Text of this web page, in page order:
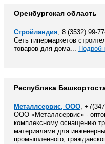
Оренбургская область
Стройландия, 8 (3532) 99-
Сеть гипермаркетов
товаров для дома...
Республика
Металлсервис, ООО,
ООО «Металлсервис» -
комплексному оснащению
материалами для
промышленного,